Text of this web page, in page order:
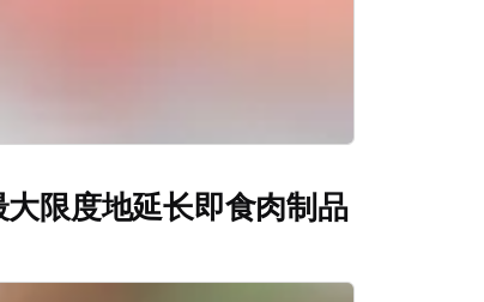
限度地延长即食肉制品